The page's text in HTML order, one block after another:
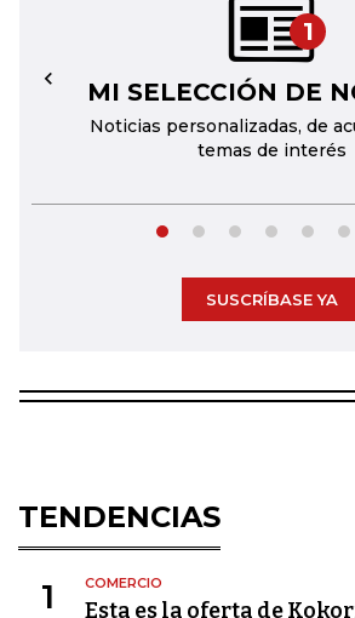
1
MI SELECCIÓN DE
Noticias personalizadas, de
temas de interés
←
SUSCRÍBASE YA
TENDENCIAS
1 COMERCIO
Esta es la oferta de